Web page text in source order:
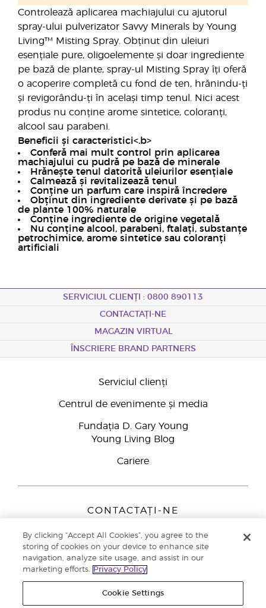
Controlează aplicarea machiajului cu ajutorul
spray-ului pulverizator Savvy Minerals by Young
Living™ Misting Spray. Obținut din uleiuri
esențiale pure, oligoelemente și doar ingrediente
pe bază de plante, spray-ul Misting Spray îți oferă
o acoperire completă cu fond de ten, hrănindu-ți
și revigorându-ți în același timp tenul. Nici acest
produs nu conține arome sintetice, coloranți,
alcool sau parabeni.
Beneficii și caracteristici<.b>
Conferă mai mult control prin aplicarea
machiajului cu pudră pe bază de minerale
Hrănește tenul datorită uleiurilor esențiale
Calmează și revitalizează tenul
Conține un parfum care inspiră încredere
Obținut din ingrediente derivate și pe bază
de plante 100% naturale
Conține ingrediente de origine vegetală
Nu conține alcool, parabeni, ftalați, substanțe
petrochimice, arome sintetice sau coloranți
artificiali
SERVICIUL CLIENȚI : 0800 890113
CONTACTAȚI-NE
MAGAZIN VIRTUAL
ÎNSCRIERE BRAND PARTNERS
Serviciul clienți
Centrul de evenimente și media
Fundația D. Gary Young
Young Living Blog
Cariere
CONTACTAȚI-NE
Peizerweg 97
9727 AJ Groningen
Netherlands
Înscriere Brand Partners0800 890113
By clicking “Accept All Cookies”, you agree to the
storing of cookies on your device to enhance site
navigation, analyze site usage, and assist in our
marketing efforts.
Privacy Policy
Cookie Settings